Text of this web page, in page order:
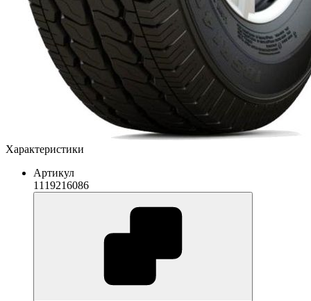
Характеристики
Артикул
1119216086